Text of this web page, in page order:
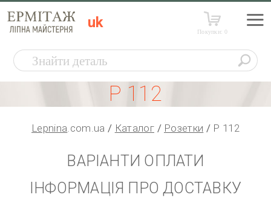
uk
Покупки:0
Р 112
Lepnina.com.ua Каталог Розетки Р 112
ВАРІАНТИ ОПЛАТИ
ІНФОРМАЦІЯ ПРО ДОСТАВКУ